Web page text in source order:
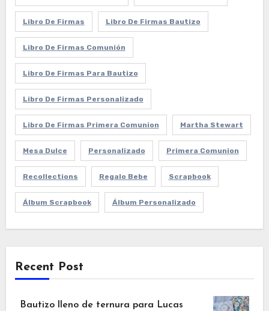
Libro De Firmas Libro De Firmas Bautizo
Libro De Firmas Comunión
Libro De Firmas Para Bautizo
Libro De Firmas Personalizado
Libro De Firmas Primera Comunion Martha Stewart
Mesa Dulce Personalizado Primera Comunion
Recollections Regalo Bebe Scrapbook
Álbum Scrapbook Álbum Personalizado
Recent Post
Bautizo lleno de ternura para Lucas